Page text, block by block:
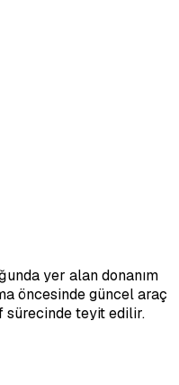
yer alan donanım
öncesinde güncel araç
sürecinde teyit edilir.